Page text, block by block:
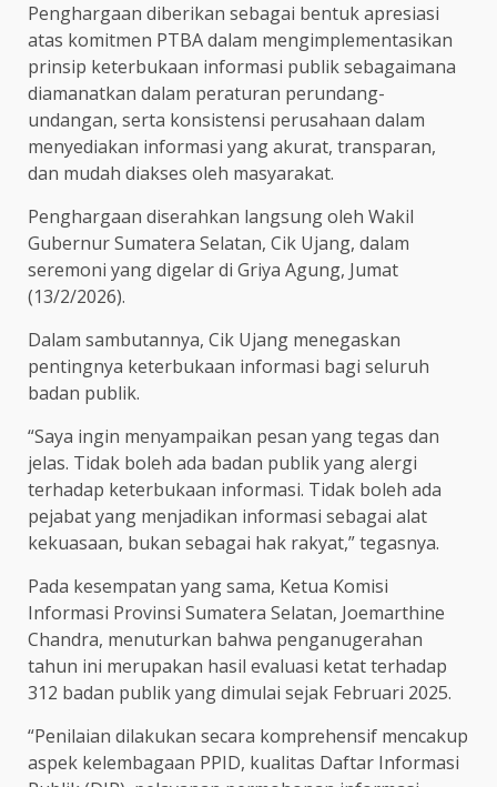
Penghargaan diberikan sebagai bentuk apresiasi
atas komitmen PTBA dalam mengimplementasikan
prinsip keterbukaan informasi publik sebagaimana
diamanatkan dalam peraturan perundang-
undangan, serta konsistensi perusahaan dalam
menyediakan informasi yang akurat, transparan,
dan mudah diakses oleh masyarakat.
Penghargaan diserahkan langsung oleh Wakil
Gubernur Sumatera Selatan, Cik Ujang, dalam
seremoni yang digelar di Griya Agung, Jumat
(13/2/2026).
Dalam sambutannya, Cik Ujang menegaskan
pentingnya keterbukaan informasi bagi seluruh
badan publik.
“Saya ingin menyampaikan pesan yang tegas dan
jelas. Tidak boleh ada badan publik yang alergi
terhadap keterbukaan informasi. Tidak boleh ada
pejabat yang menjadikan informasi sebagai alat
kekuasaan, bukan sebagai hak rakyat,” tegasnya.
Pada kesempatan yang sama, Ketua Komisi
Informasi Provinsi Sumatera Selatan, Joemarthine
Chandra, menuturkan bahwa penganugerahan
tahun ini merupakan hasil evaluasi ketat terhadap
312 badan publik yang dimulai sejak Februari 2025.
“Penilaian dilakukan secara komprehensif mencakup
aspek kelembagaan PPID, kualitas Daftar Informasi